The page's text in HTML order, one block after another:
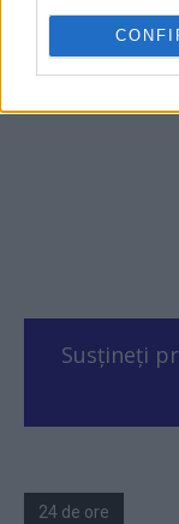
Susțineți
24 de ore